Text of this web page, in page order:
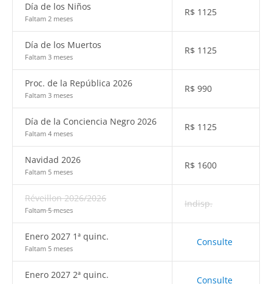
Día de los Niños
Faltam 2 meses
R$ 1125
Día de los Muertos
Faltam 3 meses
R$ 1125
Proc. de la República 2026
Faltam 3 meses
R$ 990
Día de la Conciencia Negro 2026
Faltam 4 meses
R$ 1125
Navidad 2026
Faltam 5 meses
R$ 1600
Réveillon 2026/2026
Faltam 5 meses
Indisp.
Enero 2027 1ª quinc.
Faltam 5 meses
Consulte
Enero 2027 2ª quinc. Consulte